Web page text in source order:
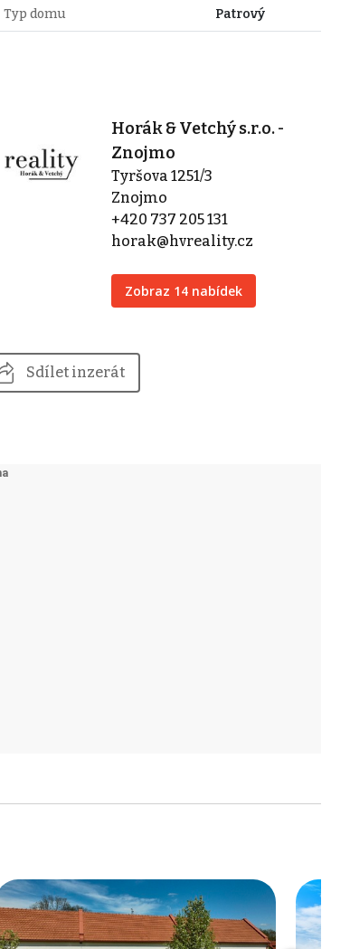
Typ domu Patrový
Horák & Vetchý s.r.o. -
Znojmo
Tyršova 1251/3
Znojmo
+420 737 205 131
horak@hvreality.cz
Zobraz 14 nabídek
Sdílet inzerát